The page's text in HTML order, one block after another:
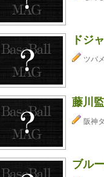
ドジ
ツバ
藤川
阪神
ブル